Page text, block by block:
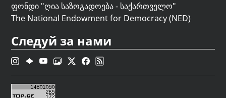
ფონდი "ღია საზოგადოება - საქართველო"
The National Endowment for Democracy (NED)
Следуй за нами